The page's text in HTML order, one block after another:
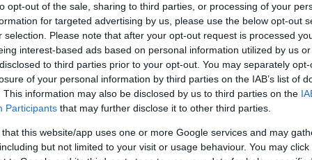
opt-out of the sale, sharing to third parties, or processing of your
for targeted advertising by us, please use the below opt-out
selection. Please note that after your opt-out request is processed
interest-based ads based on personal information utilized by us
to third parties prior to your opt-out. You may separately
of your personal information by third parties on the IAB’s list of
This information may also be disclosed by us to third parties on the
Participants that may further disclose it to other third parties.
that this website/app uses one or more Google services and may
but not limited to your visit or usage behaviour. You may
πόζαραν στο κόκκινο χαλίστην
King» της Disney στο Dolby Theatre στο
το βράδυ (09/12).
πουκάμισο με κουμπιά και μαύρη
του «Texas Hold ‘Em» φόρεσεένα